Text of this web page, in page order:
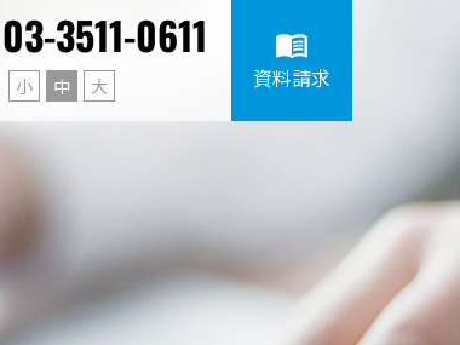
03-3511-0611
小 中 大
menu_book
資料請求